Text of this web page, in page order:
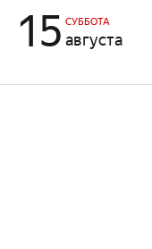
15 СУББОТА
августа